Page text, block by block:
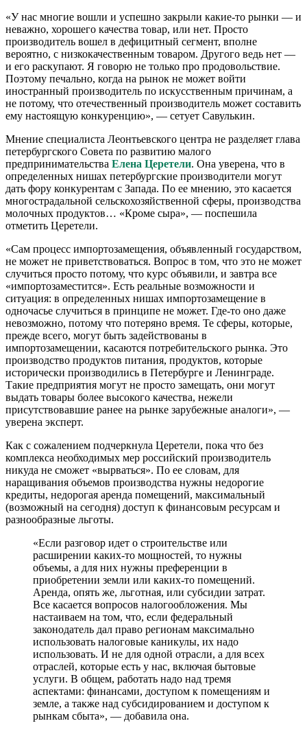
«У нас многие вошли и успешно закрыли какие-то рынки — и
неважно, хорошего качества товар, или нет. Просто
производитель вошел в дефицитный сегмент, вполне
вероятно, с низкокачественным товаром. Другого ведь нет —
и его раскупают. Я говорю не только про продовольствие.
Поэтому печально, когда на рынок не может войти
иностранный производитель по искусственным причинам, а
не потому, что отечественный производитель может составить
ему настоящую конкуренцию», — сетует Савулькин.
Мнение специалиста Леонтьевского центра не разделяет глава
петербургского Совета по развитию малого
предпринимательства Елена Церетели. Она уверена, что в
определенных нишах петербургские производители могут
дать фору конкурентам с Запада. По ее мнению, это касается
многострадальной сельскохозяйственной сферы, производства
молочных продуктов… «Кроме сыра», — поспешила
отметить Церетели.
«Сам процесс импортозамещения, объявленный государством,
не может не приветствоваться. Вопрос в том, что это не может
случиться просто потому, что курс объявили, и завтра все
«импортозаместится». Есть реальные возможности и
ситуация: в определенных нишах импортозамещение в
одночасье случиться в принципе не может. Где-то оно даже
невозможно, потому что потеряно время. Те сферы, которые,
прежде всего, могут быть задействованы в
импортозамещении, касаются потребительского рынка. Это
производство продуктов питания, продуктов, которые
исторически производились в Петербурге и Ленинграде.
Такие предприятия могут не просто замещать, они могут
выдать товары более высокого качества, нежели
присутствовавшие ранее на рынке зарубежные аналоги», —
уверена эксперт.
Как с сожалением подчеркнула Церетели, пока что без
комплекса необходимых мер российский производитель
никуда не сможет «вырваться». По ее словам, для
наращивания объемов производства нужны недорогие
кредиты, недорогая аренда помещений, максимальный
(возможный на сегодня) доступ к финансовым ресурсам и
разнообразные льготы.
«Если разговор идет о строительстве или
расширении каких-то мощностей, то нужны
объемы, а для них нужны преференции в
приобретении земли или каких-то помещений.
Аренда, опять же, льготная, или субсидии затрат.
Все касается вопросов налогообложения. Мы
настаиваем на том, что, если федеральный
законодатель дал право регионам максимально
использовать налоговые каникулы, их надо
использовать. И не для одной отрасли, а для всех
отраслей, которые есть у нас, включая бытовые
услуги. В общем, работать надо над тремя
аспектами: финансами, доступом к помещениям и
земле, а также над субсидированием и доступом к
рынкам сбыта», — добавила она.